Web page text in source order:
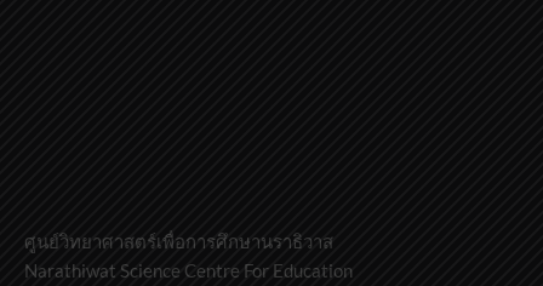
ศูนย์วิทยาศาสตร์เพื่อการศึกษานราธิวาส
Narathiwat Science Centre For Education